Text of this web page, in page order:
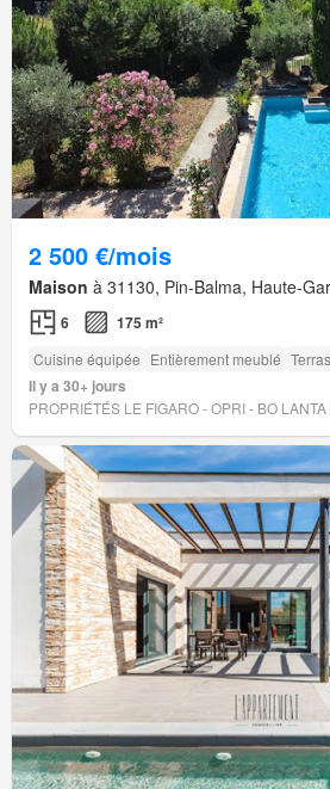
2 500 €/mois
Maison à 31130, Pin-Balma, Haute-
6 175 m²
Cuisine équipée Entièrement meublé
Il y a 30+ jours
PROPRIÉTÉS LE FIGARO - OPRI - BO